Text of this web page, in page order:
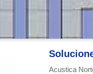
Acustica